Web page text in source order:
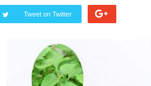
Tweet on Twitter